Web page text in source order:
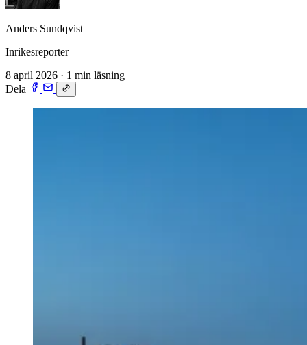
Anders Sundqvist
Inrikesreporter
8 april 2026 · 1 min läsning
Dela